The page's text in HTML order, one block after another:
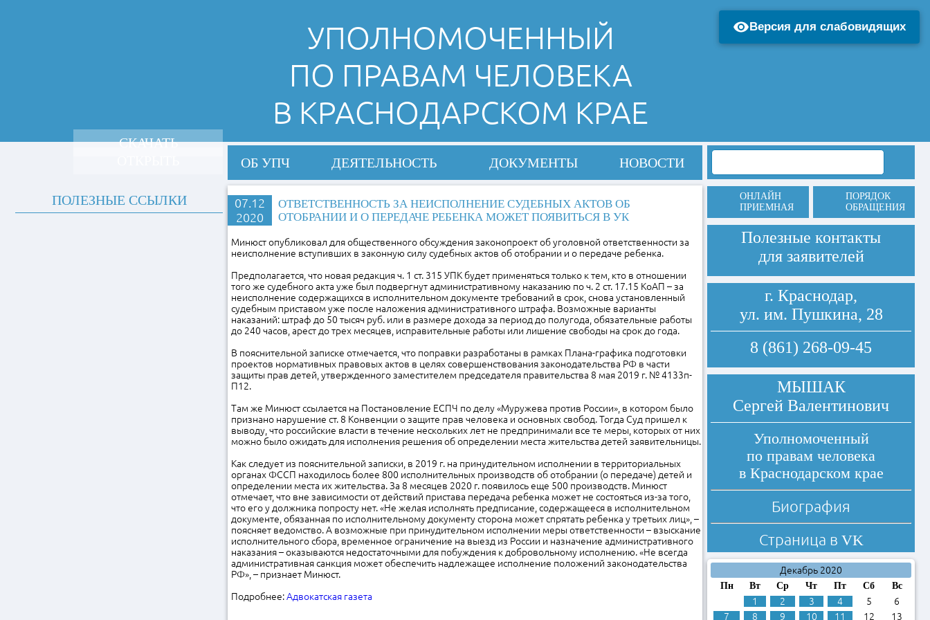
УПОЛНОМОЧЕННЫЙ
ПО ПРАВАМ ЧЕЛОВЕКА
В КРАСНОДАРСКОМ КРАЕ
ОБ УПЧ ДЕЯТЕЛЬНОСТЬ ДОКУМЕНТЫ НОВОСТИ
07.12
2020
ОТВЕТСТВЕННОСТЬ ЗА НЕИСПОЛНЕНИЕ СУДЕБНЫХ АКТОВ ОБ
ОТОБРАНИИ И О ПЕРЕДАЧЕ РЕБЕНКА МОЖЕТ ПОЯВИТЬСЯ В УК
Минюст опубликовал для общественного обсуждения законопроект об уголовной ответственности за
неисполнение вступивших в законную силу судебных актов об отобрании и о передаче ребенка.
Предполагается, что новая редакция ч. 1 ст. 315 УПК будет применяться только к тем, кто в отношении
того же судебного акта уже был подвергнут административному наказанию по ч. 2 ст. 17.15 КоАП – за
неисполнение содержащихся в исполнительном документе требований в срок, снова установленный
судебным приставом уже после наложения административного штрафа. Возможные варианты
наказаний: штраф до 50 тысяч руб. или в размере дохода за период до полугода, обязательные работы
до 240 часов, арест до трех месяцев, исправительные работы или лишение свободы на срок до года.
В пояснительной записке отмечается, что поправки разработаны в рамках Плана-графика подготовки
проектов нормативных правовых актов в целях совершенствования законодательства РФ в части
защиты прав детей, утвержденного заместителем председателя правительства 8 мая 2019 г. № 4133п-
П12.
Там же Минюст ссылается на Постановление ЕСПЧ по делу «Муружева против России», в котором было
признано нарушение ст. 8 Конвенции о защите прав человека и основных свобод. Тогда Суд пришел к
выводу, что российские власти в течение нескольких лет не предпринимали все те меры, которых от них
можно было ожидать для исполнения решения об определении места жительства детей заявительницы.
Как следует из пояснительной записки, в 2019 г. на принудительном исполнении в территориальных
органах ФССП находилось более 800 исполнительных производств об отобрании (о передаче) детей и
определении места их жительства. За 8 месяцев 2020 г. появилось еще 500 производств. Минюст
отмечает, что вне зависимости от действий пристава передача ребенка может не состояться из-за того,
что его у должника попросту нет. «Не желая исполнять предписание, содержащееся в исполнительном
документе, обязанная по исполнительному документу сторона может спрятать ребенка у третьих лиц», –
поясняет ведомство. А возможные при принудительном исполнении меры ответственности – взыскание
исполнительного сбора, временное ограничение на выезд из России и назначение административного
наказания – оказываются недостаточными для побуждения к добровольному исполнению. «Не всегда
административная санкция может обеспечить надлежащее исполнение положений законодательства
РФ», – признает Минюст.
Подробнее:Адвокатская газета
СКАЧАТЬ
ПОЛЕЗНЫЕ ССЫЛКИ
ОНЛАЙН
ПРИЕМНАЯ
ПОРЯДОК
ОБРАЩЕНИЯ
Полезные контакты
для заявителей
г. Краснодар,
ул. им. Пушкина, 28
8 (861) 268-09-45
МЫШАК
Сергей Валентинович
Уполномоченный
по правам человека
в Краснодарском крае
Биография
Страница в VK
Декабрь 2020
Пн Вт Ср Чт Пт Сб Вс
1 2 3 4 5
6
7
8 9 10 11 12 13
Версия для слабовидящих